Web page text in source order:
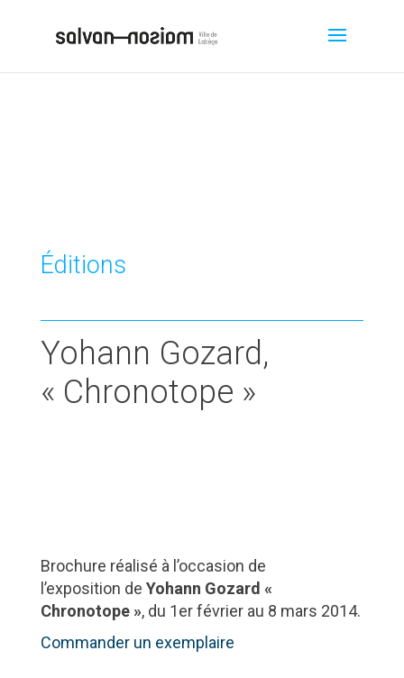
Éditions
Yohann Gozard,
« Chronotope »
Brochure réalisé à l’occasion de
l’exposition de Yohann Gozard «
Chronotope », du 1er février au 8 mars 2014.
Commander un exemplaire